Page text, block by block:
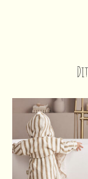
Items van